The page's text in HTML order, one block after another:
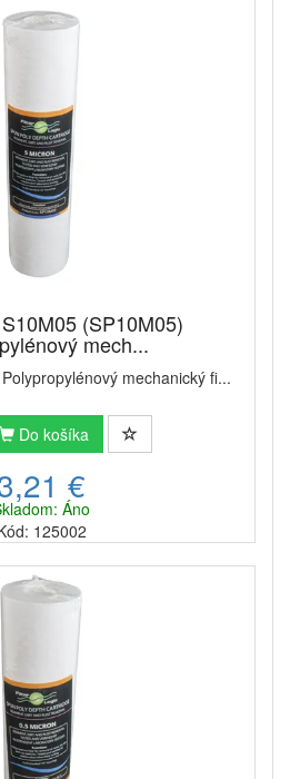
(SP10M05)
mech...
mechanický fi...
Do košíka
€
Áno
125002